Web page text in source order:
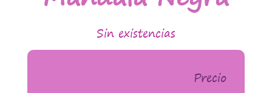
Sin existencias
Precio